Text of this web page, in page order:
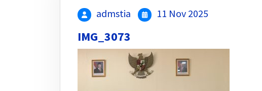
admstia 11 Nov 2025
IMG_3073